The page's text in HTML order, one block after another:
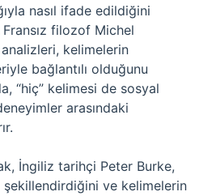
nasıl ifade edildiğini
filozof Michel
kelimelerin
bağlantılı olduğunu
“hiç” kelimesi de sosyal
arasındaki
İngiliz tarihçi Peter Burke,
şekillendirdiğini ve kelimelerin